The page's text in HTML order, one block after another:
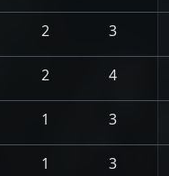
2 3
2 4
1 3
1 3